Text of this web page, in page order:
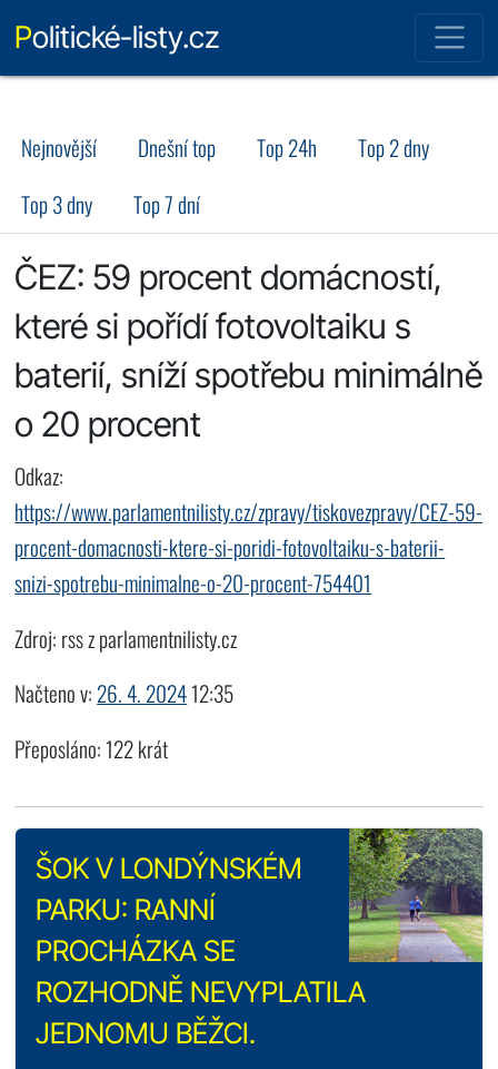
Politické-listy.cz
Nejnovější Dnešní top Top 24h
Top 2 dny
Top 3 dny
Top 7 dní
ČEZ: 59 procent domácností,
které si pořídí fotovoltaiku s
baterií, sníží spotřebu minimálně
o 20 procent
Odkaz:
https://www.parlamentnilisty.cz/zpravy/tiskovezpravy/CEZ-59-
procent-domacnosti-ktere-si-poridi-fotovoltaiku-s-baterii-
snizi-spotrebu-minimalne-o-20-procent-754401
Zdroj: rss z parlamentnilisty.cz
Načteno v: 26. 4. 202412:35
Přeposláno: 122 krát
ŠOK V LONDÝNSKÉM
PARKU: RANNÍ
PROCHÁZKA SE
ROZHODNĚ NEVYPLATILA
JEDNOMU BĚŽCI.